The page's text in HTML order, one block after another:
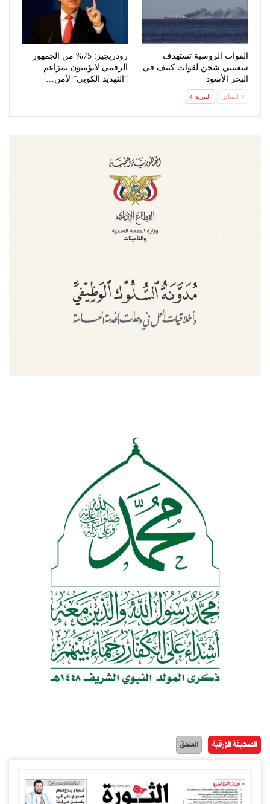
القوات الروسية تستهدف
سفينتي شحن لقوات كييف في
البحر الأسود
رودريجيز: 75% من الجمهور
الرقمي لايؤمنون بمزاعم
“التهديد الكوبي” لأمن…
السابق المزيد
الصحيفة الورقية الملحق